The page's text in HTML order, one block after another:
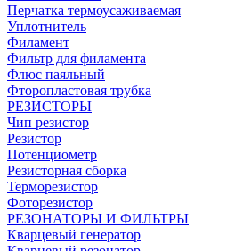
Перчатка термоусаживаемая
Уплотнитель
Филамент
Фильтр для филамента
Флюс паяльный
Фторопластовая трубка
РЕЗИСТОРЫ
Чип резистор
Резистор
Потенциометр
Резисторная сборка
Терморезистор
Фоторезистор
РЕЗОНАТОРЫ И ФИЛЬТРЫ
Кварцевый генератор